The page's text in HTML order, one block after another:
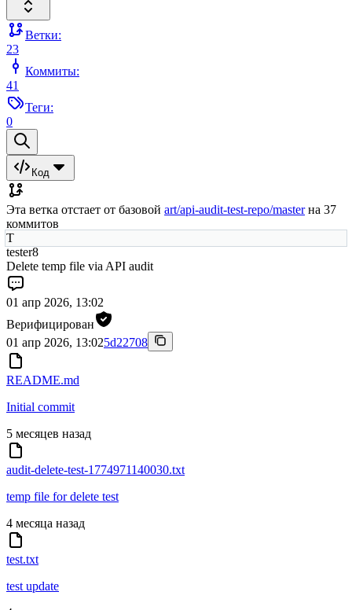
Ветки:
23
Коммиты:
41
Теги:
0
Код
Эта ветка отстает от базовой art/api-audit-test-repo/masterна 37
коммитов
T
tester8
Delete temp file via API audit
01 апр 2026, 13:02
Верифицирован
01 апр 2026, 13:025d22708
README.md
Initial commit
5 месяцев назад
audit-delete-test-1774971140030.txt
temp file for delete test
4 месяца назад
test.txt
test update